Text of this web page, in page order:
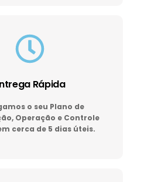
Rápida
o seu Plano de
Operação e Controle
cerca de 5 dias úteis.